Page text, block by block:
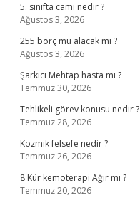
5. sınıfta cami nedir ?
Ağustos 3, 2026
255 borç mu alacak mı ?
Ağustos 3, 2026
Şarkıcı Mehtap hasta mı ?
Temmuz 30, 2026
Tehlikeli görev konusu nedir ?
Temmuz 28, 2026
Kozmik felsefe nedir ?
Temmuz 26, 2026
8 Kür kemoterapi Ağır mı ?
Temmuz 20, 2026